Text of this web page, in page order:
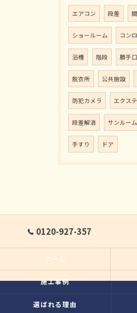
エアコン 段差
ショールーム コンロ
浴槽 階段 勝手口
脱衣所 公共施設
防犯カメラ エクス
段差解消 サンルーム
手すり ドア
0120-927-357
ホーム
施工事例
選ばれる理由